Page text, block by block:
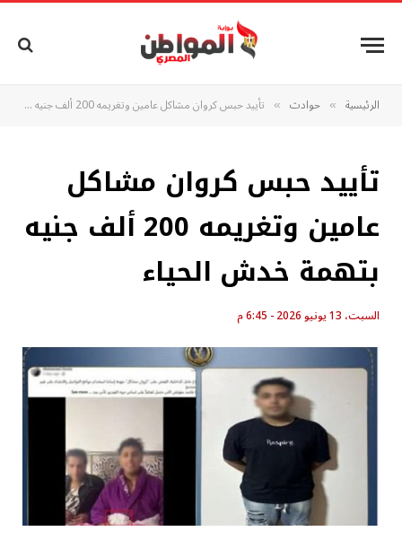
الرئيسية » حوادث » تأييد حبس كروان مشاكل عامين وتغريمه 200 ألف جنيه بتهمة خدش الحياء
تأييد حبس كروان مشاكل
عامين وتغريمه 200 ألف جنيه
بتهمة خدش الحياء
السبت، 13 يونيو 2026 - 6:45 م